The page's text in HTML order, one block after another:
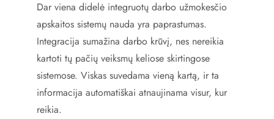
Dar viena didelė integruotų darbo užmokesčio
apskaitos sistemų nauda yra paprastumas.
Integracija sumažina darbo krūvį, nes nereikia
kartoti tų pačių veiksmų keliose skirtingose
sistemose. Viskas suvedama vieną kartą, ir ta
informacija automatiškai atnaujinama visur, kur
reikia.